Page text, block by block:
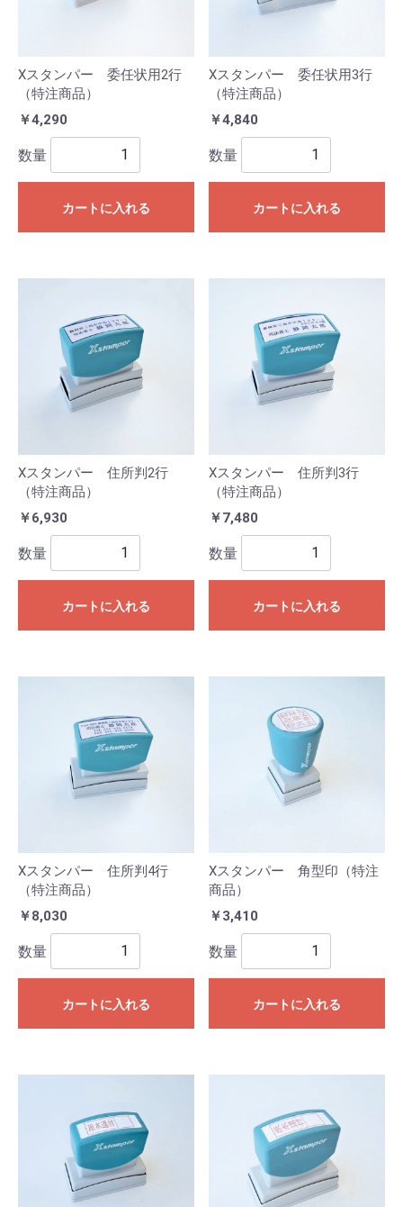
Xスタンパー 委任状用2行
（特注商品）
￥4,290
数量
カートに入れる
Xスタンパー 委任状用3行
（特注商品）
￥4,840
数量
カートに入れる
Xスタンパー 住所判2行
（特注商品）
￥6,930
数量
カートに入れる
Xスタンパー 住所判3行
（特注商品）
￥7,480
数量
カートに入れる
Xスタンパー 住所判4行
（特注商品）
￥8,030
数量
カートに入れる
Xスタンパー 角型印（特注
商品）
￥3,410
数量
カートに入れる